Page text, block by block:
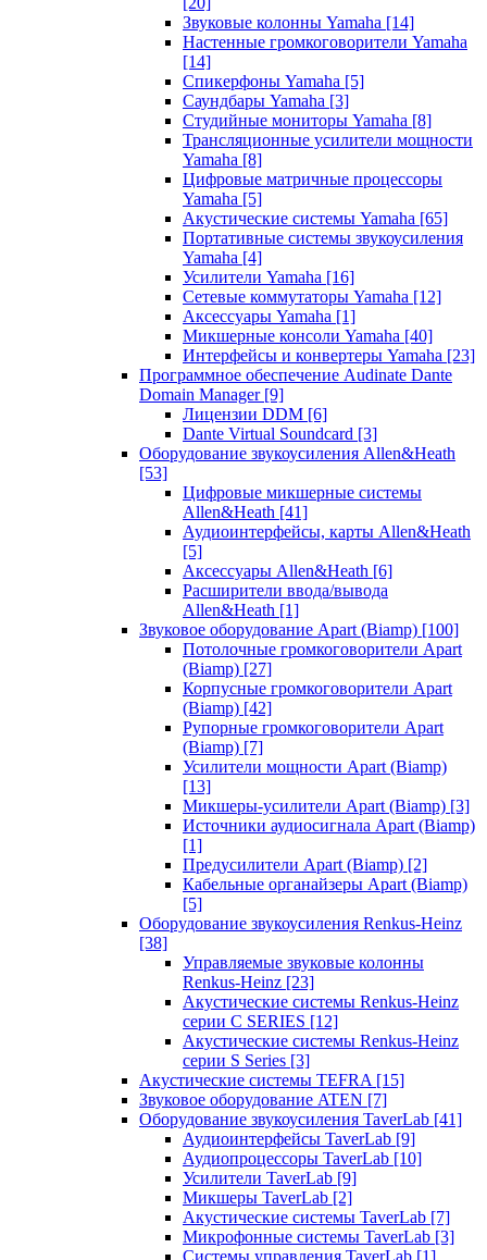
Звуковые колонны Yamaha [14]
Настенные громкоговорители Yamaha
[14]
Спикерфоны Yamaha [5]
Саундбары Yamaha [3]
Студийные мониторы Yamaha [8]
Трансляционные усилители мощности
Yamaha [8]
Цифровые матричные процессоры
Yamaha [5]
Акустические системы Yamaha [65]
Портативные системы звукоусиления
Yamaha [4]
Усилители Yamaha [16]
Сетевые коммутаторы Yamaha [12]
Аксессуары Yamaha [1]
Микшерные консоли Yamaha [40]
Интерфейсы и конвертеры Yamaha [23]
Программное обеспечение Audinate Dante
Domain Manager [9]
Лицензии DDM [6]
Dante Virtual Soundcard [3]
Оборудование звукоусиления Allen&Heath
[53]
Цифровые микшерные системы
Allen&Heath [41]
Аудиоинтерфейсы, карты Allen&Heath
[5]
Аксессуары Allen&Heath [6]
Расширители ввода/вывода
Allen&Heath [1]
Звуковое оборудование Apart (Biamp) [100]
Потолочные громкоговорители Apart
(Biamp) [27]
Корпусные громкоговорители Apart
(Biamp) [42]
Рупорные громкоговорители Apart
(Biamp) [7]
Усилители мощности Apart (Biamp)
[13]
Микшеры-усилители Apart (Biamp) [3]
Источники аудиосигнала Apart (Biamp)
[1]
Предусилители Apart (Biamp) [2]
Кабельные органайзеры Apart (Biamp)
[5]
Оборудование звукоусиления Renkus-Heinz
[38]
Управляемые звуковые колонны
Renkus-Heinz [23]
Акустические системы Renkus-Heinz
серии C SERIES [12]
Акустические системы Renkus-Heinz
серии S Series [3]
Акустические системы TEFRA [15]
Звуковое оборудование ATEN [7]
Оборудование звукоусиления TaverLab [41]
Аудиоинтерфейсы TaverLab [9]
Аудиопроцессоры TaverLab [10]
Усилители TaverLab [9]
Микшеры TaverLab [2]
Акустические системы TaverLab [7]
Микрофонные системы TaverLab [3]
Системы управления TaverLab [1]